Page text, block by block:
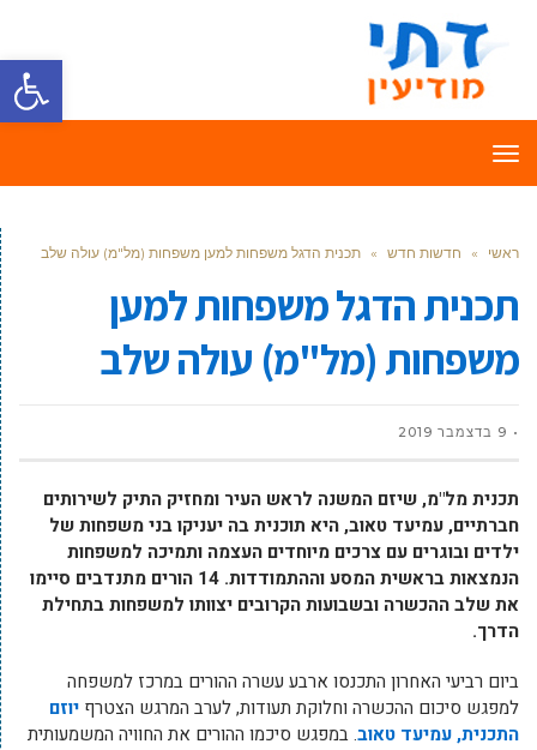
פתח
תפריט
ראשי » חדשות חדש » תכנית הדגל משפחות למען משפחות (מל"מ) עולה שלב
תכנית הדגל משפחות למען
משפחות (מל"מ) עולה שלב
9 בדצמבר 2019
תכנית מל"מ, שיזם המשנה לראש העיר ומחזיק התיק לשירותים
חברתיים, עמיעד טאוב, היא תוכנית בה יעניקו בני משפחות של
ילדים ובוגרים עם צרכים מיוחדים העצמה ותמיכה למשפחות
הנמצאות בראשית המסע וההתמודדות. 14 הורים מתנדבים סיימו
את שלב ההכשרה ובשבועות הקרובים יצוותו למשפחות בתחילת
הדרך.
ביום רביעי האחרון התכנסו ארבע עשרה ההורים במרכז למשפחה
למפגש סיכום ההכשרה וחלוקת תעודות, לערב המרגש הצטרף יוזם
התכנית, עמיעד טאוב. במפגש סיכמו ההורים את החוויה המשמעותית